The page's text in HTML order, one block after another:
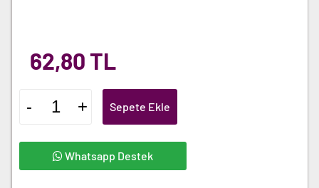
62,80 TL
- + Sepete Ekle
Whatsapp Destek